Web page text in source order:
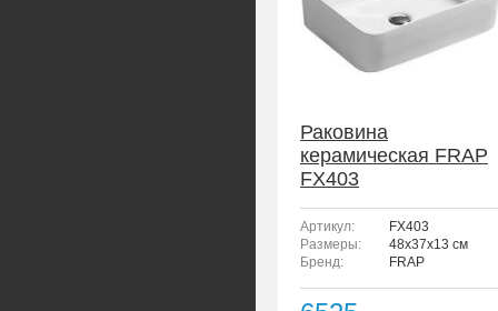
Раковина
керамическая FRAP
FX403
Артикул:
FX403
Размеры:
48x37x13 см
Бренд:
FRAP